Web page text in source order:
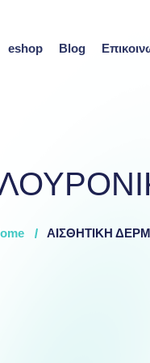
eshop Blog
ΑΙΣΘΗΤΙΚΗ